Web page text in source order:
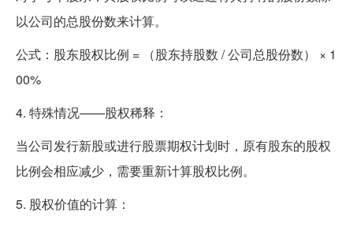
以公司的总股份数来计算。
公式：股东股权比例 = （股东持股数 / 公司总股份数） × 1
00%
4. 特殊情况——股权稀释：
当公司发行新股或进行股票期权计划时，原有股东的股权
比例会相应减少，需要重新计算股权比例。
5. 股权价值的计算：